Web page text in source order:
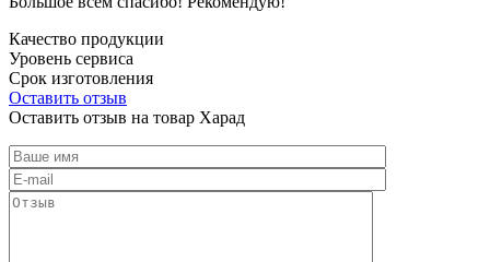
Качество продукции
Уровень сервиса
Срок изготовления
Оставить отзыв
Оставить отзыв на товар Харад